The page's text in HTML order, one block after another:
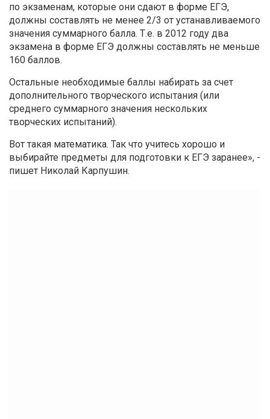
по экзаменам, которые они сдают в форме ЕГЭ,
должны составлять не менее 2/3 от устанавливаемого
значения суммарного балла. Т.е. в 2012 году два
экзамена в форме ЕГЭ должны составлять не меньше
160 баллов.
Остальные необходимые баллы набирать за счет
дополнительного творческого испытания (или
среднего суммарного значения нескольких
творческих испытаний).
Вот такая математика. Так что учитесь хорошо и
выбирайте предметы для подготовки к ЕГЭ заранее», -
пишет Николай Карпушин.